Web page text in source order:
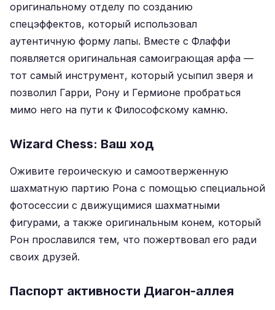
оригинальному отделу по созданию
спецэффектов, который использовал
аутентичную форму лапы. Вместе с Флаффи
появляется оригинальная самоиграющая арфа —
тот самый инструмент, который усыпил зверя и
позволил Гарри, Рону и Гермионе пробраться
мимо него на пути к Философскому камню.
Wizard Chess: Ваш ход
Оживите героическую и самоотверженную
шахматную партию Рона с помощью специальной
фотосессии с движущимися шахматными
фигурами, а также оригинальным конем, который
Рон прославился тем, что пожертвовал его ради
своих друзей.
Паспорт активности Диагон-аллея